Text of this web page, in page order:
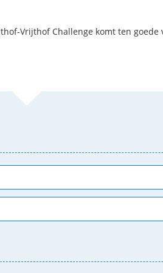
Vrijthof Challenge komt ten goede